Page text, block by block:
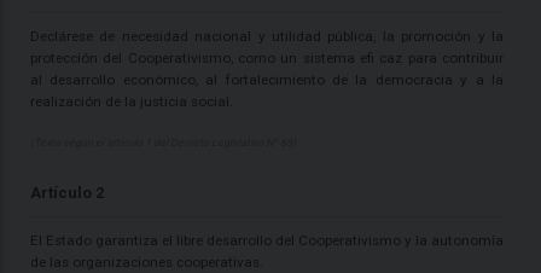
Declárese de necesidad nacional y utilidad pública, la promoción y la
protección del Cooperativismo, como un sistema efi caz para contribuir
al desarrollo económico, al fortalecimiento de la democracia y a la
realización de la justicia social.
Artículo 2
El Estado garantiza el libre desarrollo del Cooperativismo y la autonomía
de las organizaciones cooperativas.